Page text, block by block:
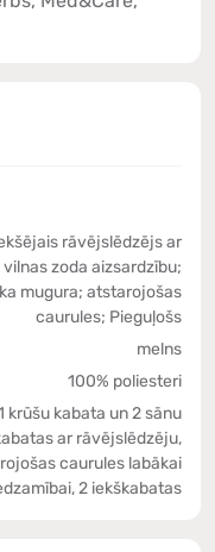
rāvējslēdzējs ar
vilnas zoda aizsardzību;
mugura; atstarojošas
caurules; Pieguļošs
melns
100% poliesteri
krūšu kabata un 2 sānu
ar rāvējslēdzēju,
caurules labākai
2 iekškabatas